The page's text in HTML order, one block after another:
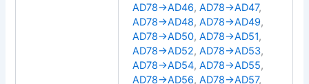
AD78→AD46, AD78→AD47,
AD78→AD48, AD78→AD49,
AD78→AD50, AD78→AD51,
AD78→AD52, AD78→AD53,
AD78→AD54, AD78→AD55,
AD78→AD56, AD78→AD57,